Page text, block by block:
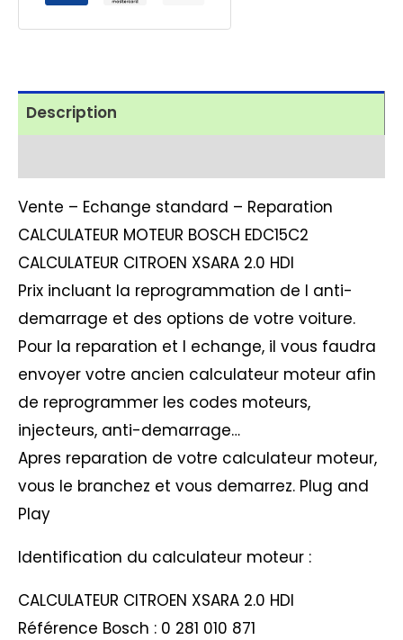
Description
Vente – Echange standard – Reparation
CALCULATEUR MOTEUR BOSCH EDC15C2
CALCULATEUR CITROEN XSARA 2.0 HDI
Prix incluant la reprogrammation de l anti-
demarrage et des options de votre voiture.
Pour la reparation et l echange, il vous faudra
envoyer votre ancien calculateur moteur afin
de reprogrammer les codes moteurs,
injecteurs, anti-demarrage…
Apres reparation de votre calculateur moteur,
vous le branchez et vous demarrez. Plug and
Play
Identification du calculateur moteur :
CALCULATEUR CITROEN XSARA 2.0 HDI
Référence Bosch : 0 281 010 871